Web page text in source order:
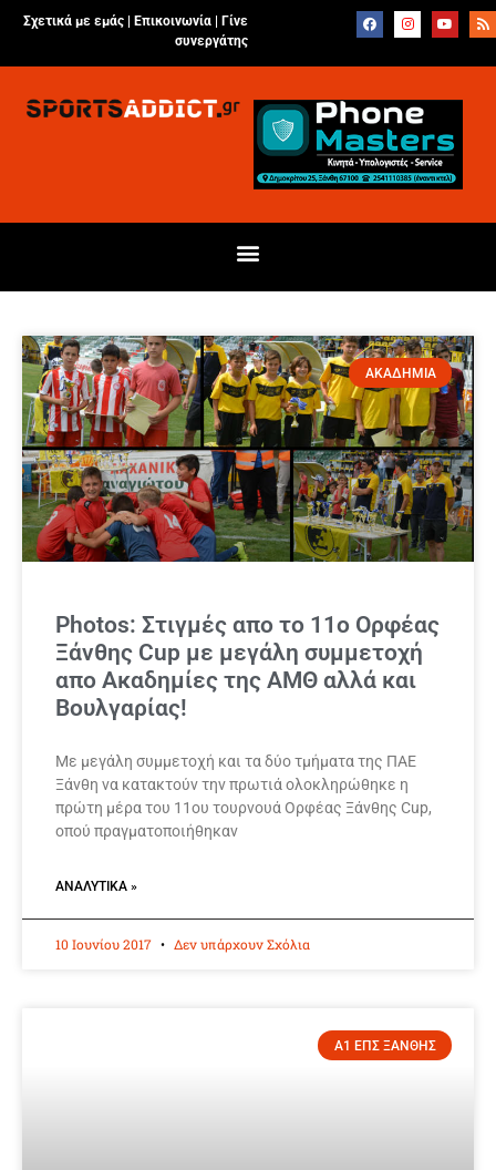
Σχετικά με εμάς | Επικοινωνία
Γίνε
συνεργάτης
ΑΚΑΔΗΜΙΑ
Photos: Στιγμές απο το 11ο Ορφέας
Ξάνθης Cup με μεγάλη συμμετοχή
απο Ακαδημίες της ΑΜΘ αλλά και
Βουλγαρίας!
Με μεγάλη συμμετοχή και τα δύο τμήματα της ΠΑΕ
Ξάνθη να κατακτούν την πρωτιά ολοκληρώθηκε η
πρώτη μέρα του 11ου τουρνουά Ορφέας Ξάνθης Cup,
οπού πραγματοποιήθηκαν
ΑΝΑΛΥΤΙΚΆ »
10 Ιουνίου 2017 Δεν υπάρχουν Σχόλια
Α1 ΕΠΣ ΞΑΝΘΗΣ